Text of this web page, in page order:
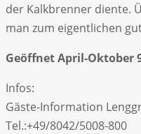
der Kalkbrenner diente.
man zum eigentlichen
Geöffnet April-Oktober
Infos:
Gäste-Information
Tel.:+49/8042/5008-800